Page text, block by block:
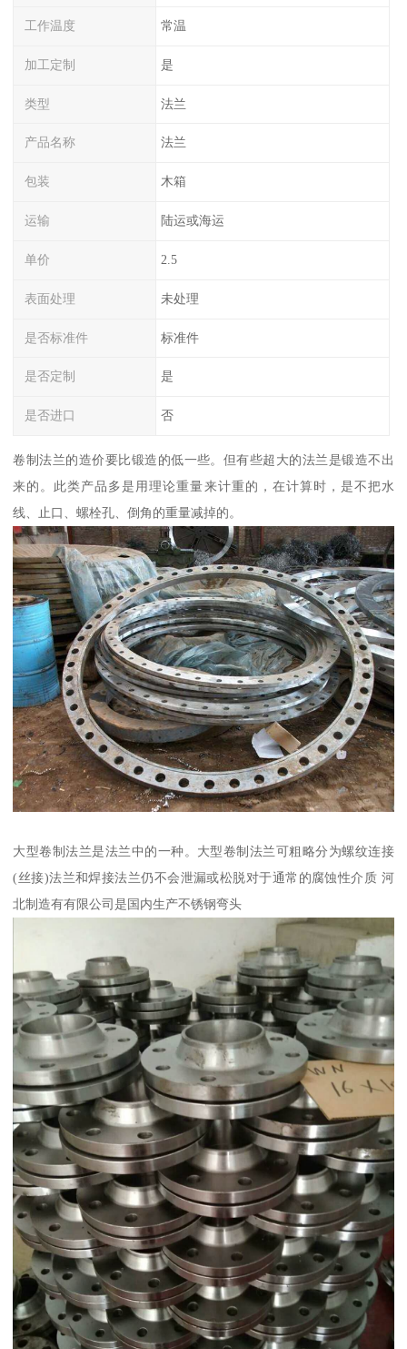
工作温度 常温
加工定制 是
类型 法兰
产品名称 法兰
包装 木箱
运输 陆运或海运
单价 2.5
表面处理 未处理
是否标准件 标准件
是否定制 是
是否进口 否
卷制法兰的造价要比锻造的低一些。但有些超大的法兰是锻造不出
来的。此类产品多是用理论重量来计重的，在计算时，是不把水
线、止口、螺栓孔、倒角的重量减掉的。
大型卷制法兰是法兰中的一种。大型卷制法兰可粗略分为螺纹连接
(丝接)法兰和焊接法兰仍不会泄漏或松脱对于通常的腐蚀性介质 河
北制造有有限公司是国内生产不锈钢弯头